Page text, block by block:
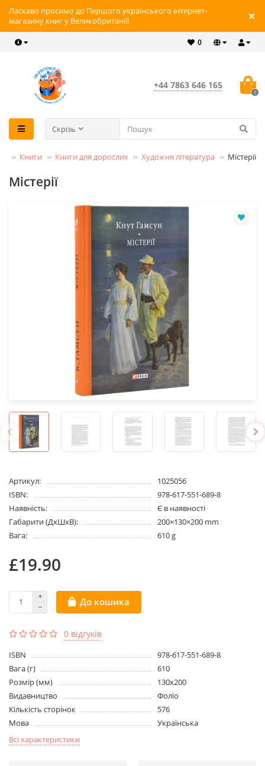
Ласкаво просимо до Першого українського інтернет-
магазину книг у Великобританії!
0
+44 7863 646 165
0
Скрізь
Книги Книги для дорослих Художня література Містерії
Містерії
Артикул:
1025056
ISBN:
978-617-551-689-8
Наявність:
Є в наявності
Габарити (ДхШхВ):
200×130×200 mm
Вага:
610 g
£19.90
До кошика
0 відгуків
ISBN
978-617-551-689-8
Вага (г)
610
Розмір (мм)
130х200
Видавництво
Фоліо
Кількість сторінок
576
Мова
Українська
Всі характеристики